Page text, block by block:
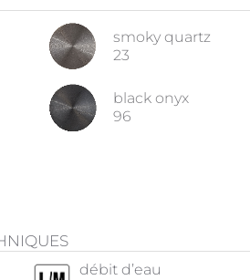
smoky quartz
23
black onyx
96
débit d’eau